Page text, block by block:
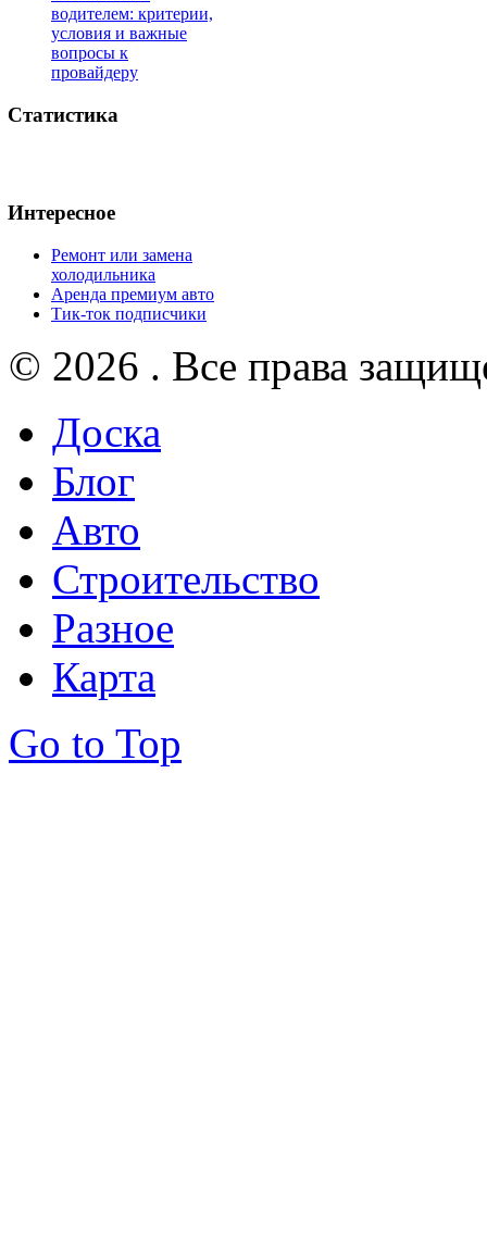
водителем: критерии,
условия и важные
вопросы к
провайдеру
Статистика
Интересное
Ремонт или замена
холодильника
Аренда премиум авто
Тик-ток подписчики
© 2026 . Все права
Доска
Блог
Авто
Строительство
Разное
Карта
Go to Top